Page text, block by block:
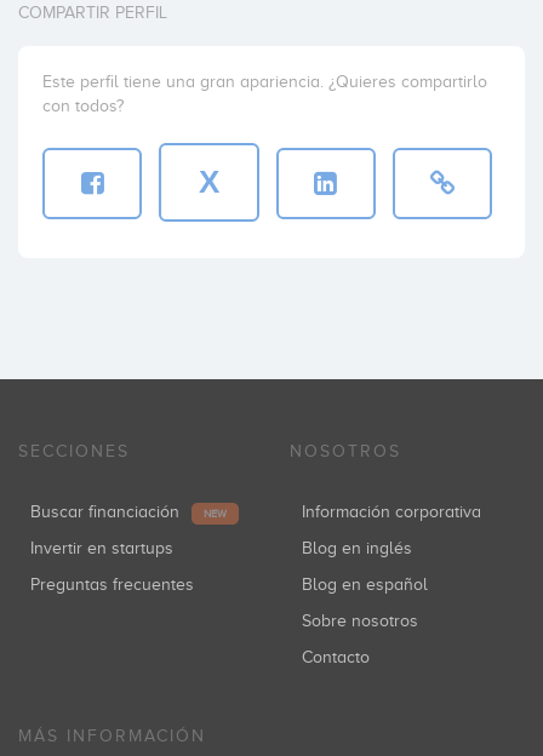
COMPARTIR PERFIL
Este perfil tiene una gran apariencia. ¿Quieres compartirlo
con todos?
X
SECCIONES
Buscar financiación NEW
Invertir en startups
Preguntas frecuentes
NOSOTROS
Información corporativa
Blog en inglés
Blog en español
Sobre nosotros
Contacto
MÁS INFORMACIÓN